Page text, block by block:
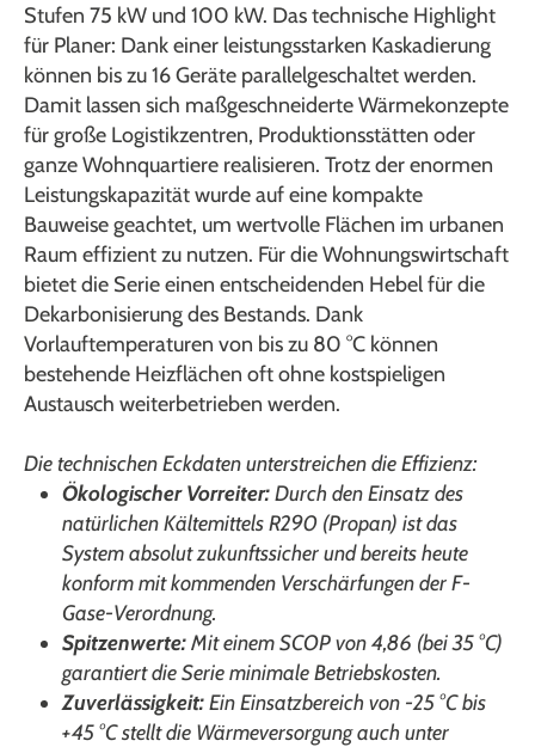
Stufen 75 kW und 100 kW. Das technische Highlight
für Planer: Dank einer leistungsstarken Kaskadierung
können bis zu 16 Geräte parallelgeschaltet werden.
Damit lassen sich maßgeschneiderte Wärmekonzepte
für große Logistikzentren, Produktionsstätten oder
ganze Wohnquartiere realisieren. Trotz der enormen
Leistungskapazität wurde auf eine kompakte
Bauweise geachtet, um wertvolle Flächen im urbanen
Raum effizient zu nutzen. Für die Wohnungswirtschaft
bietet die Serie einen entscheidenden Hebel für die
Dekarbonisierung des Bestands. Dank
Vorlauftemperaturen von bis zu 80 °C können
bestehende Heizflächen oft ohne kostspieligen
Austausch weiterbetrieben werden.
Die technischen Eckdaten unterstreichen die Effizienz:
Ökologischer Vorreiter:Durch den Einsatz des
natürlichen Kältemittels R290 (Propan) ist das
System absolut zukunftssicher und bereits heute
konform mit kommenden Verschärfungen der F-
Gase-Verordnung.
Spitzenwerte:Mit einem SCOP von 4,86 (bei 35 °C)
garantiert die Serie minimale Betriebskosten.
Zuverlässigkeit:Ein Einsatzbereich von -25 °C bis
+45 °C stellt die Wärmeversorgung auch unter